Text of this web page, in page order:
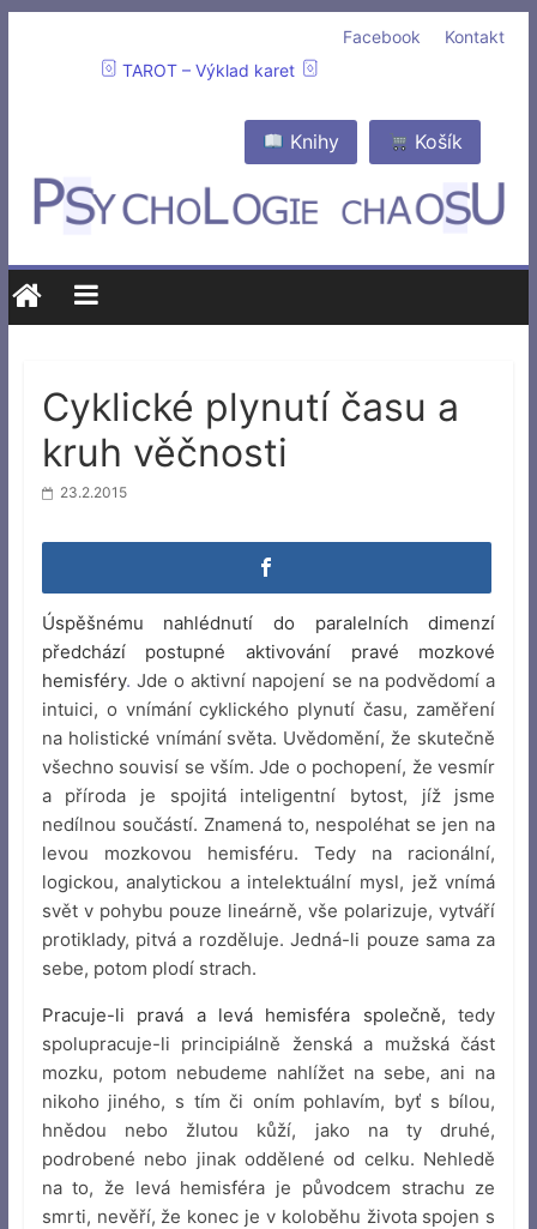
Kontakt
Facebook
TAROT – Výklad karet
Košík
Knihy
Cyklické plynutí času a
kruh věčnosti
23.2.2015
Úspěšnému nahlédnutí do paralelních dimenzí
předchází postupné aktivování pravé mozkové
hemisféry. Jde o aktivní napojení se na podvědomí a
intuici, o vnímání cyklického plynutí času, zaměření
na holistické vnímání světa. Uvědomění, že skutečně
všechno souvisí se vším. Jde o pochopení, že vesmír
a příroda je spojitá inteligentní bytost, jíž jsme
nedílnou součástí. Znamená to, nespoléhat se jen na
levou mozkovou hemisféru. Tedy na racionální,
logickou, analytickou a intelektuální mysl, jež vnímá
svět v pohybu pouze lineárně, vše polarizuje, vytváří
protiklady, pitvá a rozděluje. Jedná-li pouze sama za
sebe, potom plodí strach.
Pracuje-li pravá a levá hemisféra společně, tedy
spolupracuje-li principiálně ženská a mužská část
mozku, potom nebudeme nahlížet na sebe, ani na
nikoho jiného, s tím či oním pohlavím, byť s bílou,
hnědou nebo žlutou kůží, jako na ty druhé,
podrobené nebo jinak oddělené od celku. Nehledě
na to, že levá hemisféra je původcem strachu ze
smrti, nevěří, že konec je v koloběhu života spojen s